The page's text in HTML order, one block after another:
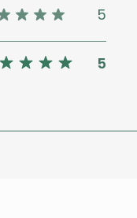
5
5